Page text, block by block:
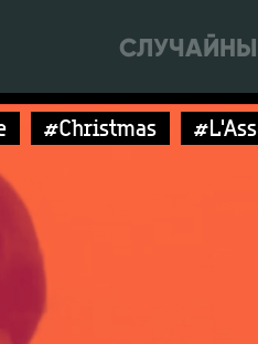
#Christmas